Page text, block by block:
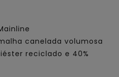
canelada volumosa
reciclado e 40%